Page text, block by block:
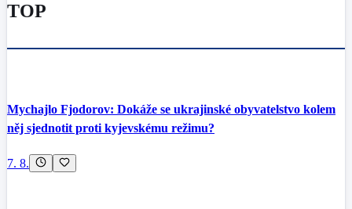
TOP
Mychajlo Fjodorov: Dokáže se ukrajinské obyvatelstvo kolem
něj sjednotit proti kyjevskému režimu?
7. 8.